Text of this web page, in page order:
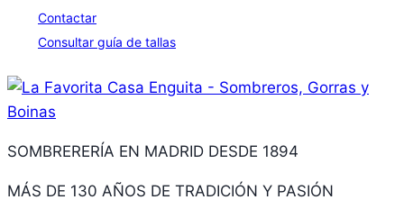
Contactar
Consultar guía de tallas
SOMBRERERÍA EN MADRID DESDE 1894
MÁS DE 130 AÑOS DE TRADICIÓN Y PASIÓN